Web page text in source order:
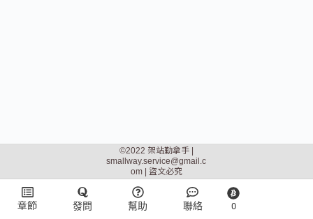
©2022 架站勤拿手 |
smallway.service@gmail.c
om| 盜文必究
章節 發問 幫助 聯絡 0